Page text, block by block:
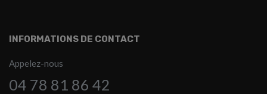
INFORMATIONS DE CONTACT
Appelez-nous
04 78 81 86 42